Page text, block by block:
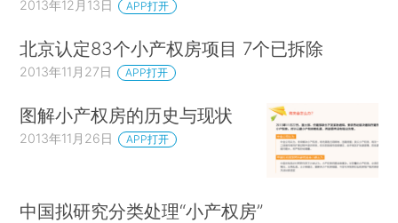
2013年12月13日 APP打开
北京认定83个小产权房项目 7个已拆除
2013年11月27日 APP打开
图解小产权房的历史与现状
2013年11月26日 APP打开
中国拟研究分类处理“小产权房”